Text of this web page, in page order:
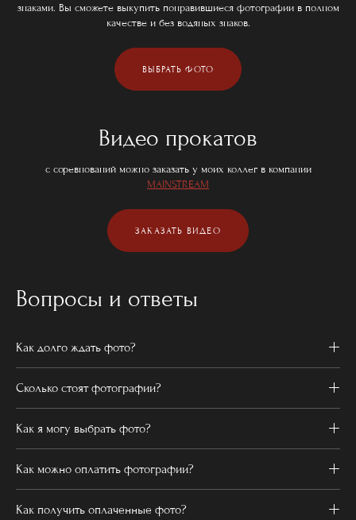
знаками. Вы сможете выкупить понравившиеся фотографии в полном
качестве и без водяных знаков.
ВЫБРАТЬ ФОТО
Видео прокатов
с соревнований можно заказать у моих коллег в компании
MAINSTREAM
ЗАКАЗАТЬ ВИДЕО
Вопросы и ответы
Как долго ждать фото?
Сколько стоят фотографии?
Как я могу выбрать фото?
Как можно оплатить фотографии?
Как получить оплаченные фото?